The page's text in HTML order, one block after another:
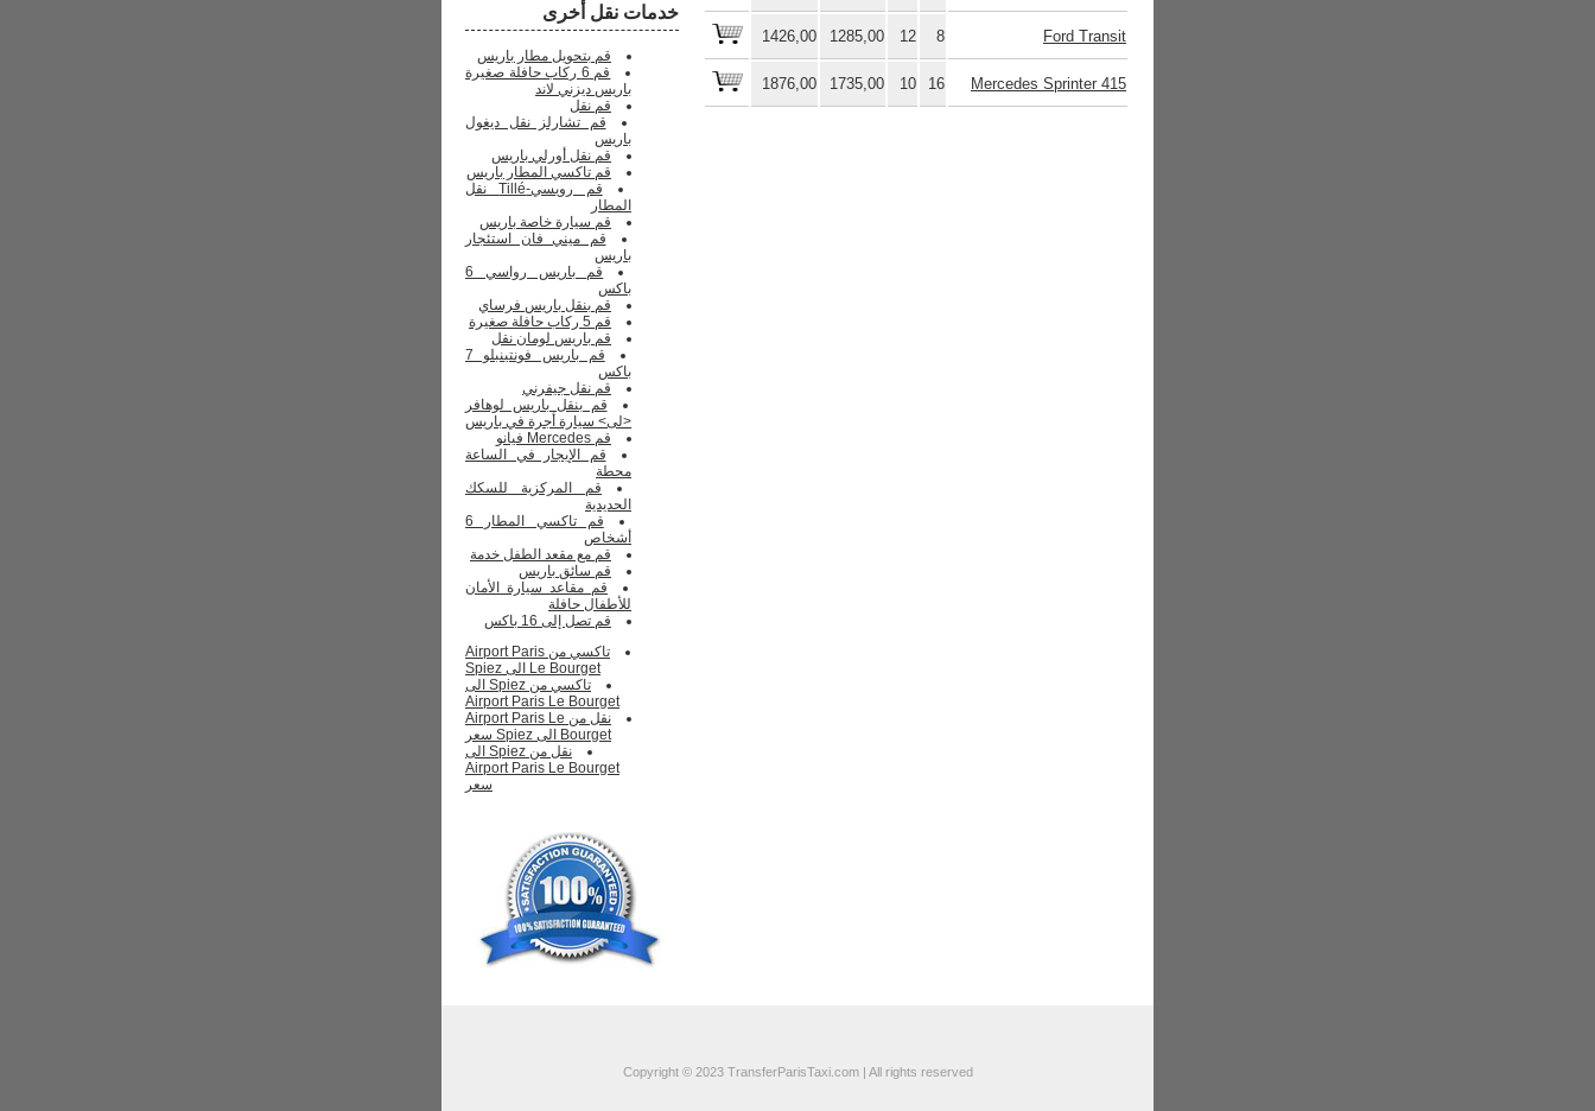
Ford Transit
8
12
1285,00
1426,00
Mercedes Sprinter 415
16
10
1735,00
1876,00
خدمات نقل أخرى
قم بتحويل مطار باريس
قم 6 ركاب حافلة صغيرة
باريس ديزني لاند
قم نقل
قم تشارلز نقل ديغول
باريس
قم نقل أورلي باريس
قم تاكسي المطار باريس
قم رويسي-Tillé نقل
المطار
قم سيارة خاصة باريس
قم ميني فان استئجار
باريس
قم باريس رواسي 6
باكس
قم بنقل باريس فرساي
قم 5 ركاب حافلة صغيرة
قم باريس لومان نقل
قم باريس فونتينبلو 7
باكس
قم نقل جيفرني
قم بنقل باريس لوهافر
<لى> سيارة أجرة في باريس
قم Mercedes فيانو
قم الإيجار في الساعة
محطة
قم المركزية للسكك
الحديدية
قم تاكسي المطار 6
أشخاص
قم مع مقعد الطفل خدمة
قم سائق باريس
قم مقاعد سيارة الأمان
للأطفال حافلة
قم تصل إلى 16 باكس
تاكسي من Airport Paris
Le Bourget الى Spiez
تاكسي من Spiez الى
Airport Paris Le Bourget
نقل من Airport Paris Le
Bourget الى Spiez سعر
نقل من Spiez الى
Airport Paris Le Bourget
سعر
Copyright © 2023 TransferParisTaxi.com | All rights reserved